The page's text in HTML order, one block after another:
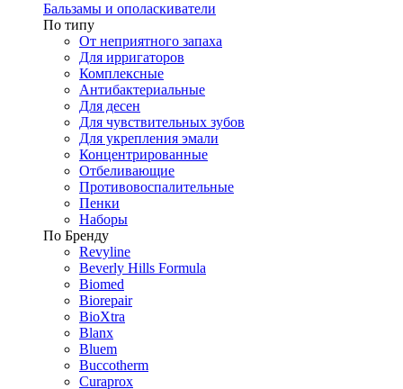
Бальзамы и ополаскиватели
По типу
От неприятного запаха
Для ирригаторов
Комплексные
Антибактериальные
Для десен
Для чувствительных зубов
Для укрепления эмали
Концентрированные
Отбеливающие
Противовоспалительные
Пенки
Наборы
По Бренду
Revyline
Beverly Hills Formula
Biomed
Biorepair
BioXtra
Blanx
Bluem
Buccotherm
Curaprox